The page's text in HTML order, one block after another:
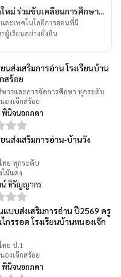
หม่ ร่วมขับเคลื่อนการศึกษา
ละเทคโนโลยีการสอนที่มี
เรียนอย่างยั่งยืน
ยนส่งเสริมการอ่าน โรงเรียนบ้าน
สร้อย
หารและการจัดการศึกษา ทุกระดับ
องเจ๊กสร้อย
พินิจนอกภดา
ยนส่งเสริมการอ่าน-บ้านวัง
ทย ทุกระดับ
ไม้แดง
น์ หิรัญญากร
บบส่งเสริมการอ่าน ปี2569 ครู
กรรอด โรงเรียนบ้านหนองเจ๊ก
ทย ป.1
องเจ๊กสร้อย
พินิจนอกภดา